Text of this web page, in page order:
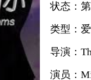
状态：
类型：
导演：
演员：